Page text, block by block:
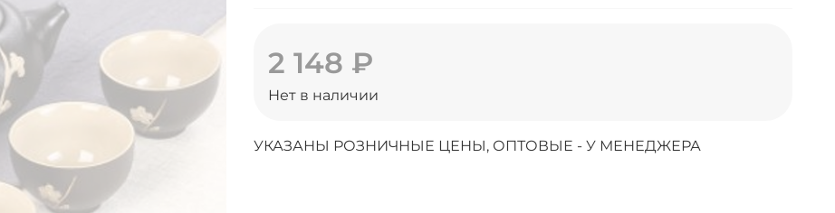
2 148 ₽
Нет в наличии
УКАЗАНЫ РОЗНИЧНЫЕ ЦЕНЫ, ОПТОВЫЕ - У МЕНЕДЖЕРА